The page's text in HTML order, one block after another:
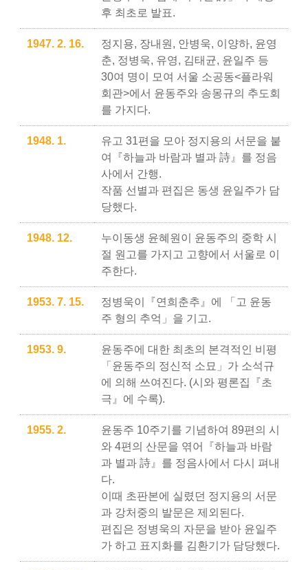
후 최초로 발표.
1947. 2. 16.
정지용, 장내원, 안병욱, 이양하, 윤영
춘, 정병욱, 유영, 김태균, 윤일주 등
30여 명이 모여 서울 소공동<플라워
회관>에서 윤동주와 송몽규의 추도회
를 가지다.
1948. 1.
유고 31편을 모아 정지용의 서문을 붙
여『하늘과 바람과 별과 詩』를 정음
사에서 간행.
작품 선별과 편집은 동생 윤일주가 담
당했다.
1948. 12.
누이동생 윤혜원이 윤동주의 중학 시
절 원고를 가지고 고향에서 서울로 이
주한다.
1953. 7. 15.
정병욱이『연희춘추』에 「고 윤동
주 형의 추억」을 기고.
1953. 9.
윤동주에 대한 최초의 본격적인 비평
「윤동주의 정신적 소묘」가 소석규
에 의해 쓰여진다. (시와 평론집『초
극』에 수록).
1955. 2.
윤동주 10주기를 기념하여 89편의 시
와 4편의 산문을 엮어『하늘과 바람
과 별과 詩』를 정음사에서 다시 펴내
다.
이때 초판본에 실렸던 정지용의 서문
과 강처중의 발문은 제외된다.
편집은 정병욱의 자문을 받아 윤일주
가 하고 표지화를 김환기가 담당했다.